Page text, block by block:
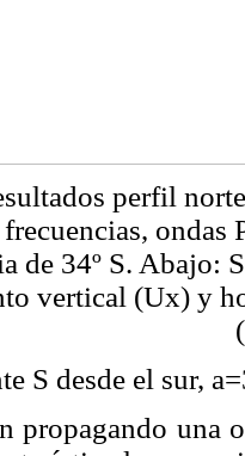
perfil
ondas
de 34º S. Abajo:
vertical (Ux) y
S desde el sur,
propagando una